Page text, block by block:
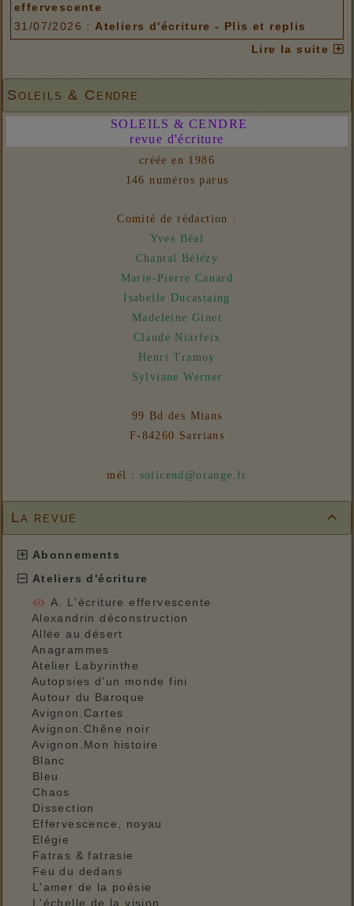
effervescente
31/07/2026 : Ateliers d'écriture - Plis et replis
matériel 2
31/07/2026 :Ateliers d'écriture - Plis et replis
- Un euro ne fait pas le printemps
Lire la suite
Soleils & Cendre
SOLEILS & CENDRE
revue d'écriture
créée en 1986
146 numéros parus
Comité de rédaction :
Yves Béal
Chantal Bélézy
Marie-Pierre Canard
Isabelle Ducastaing
Madeleine Ginet
Claude Niarfeix
Henri Tramoy
Sylviane Werner
99 Bd des Mians
F-84260 Sarrians
mél : solicend@orange.fr

La revue
Abonnements
Ateliers d'écriture
A. L'écriture effervescente
Alexandrin déconstruction
Allée au désert
Anagrammes
Atelier Labyrinthe
Autopsies d'un monde fini
Autour du Baroque
Avignon.Cartes
Avignon.Chêne noir
Avignon.Mon histoire
Blanc
Bleu
Chaos
Dissection
Effervescence, noyau
Elégie
Fatras & fatrasie
Feu du dedans
L'amer de la poésie
L'échelle de la vision